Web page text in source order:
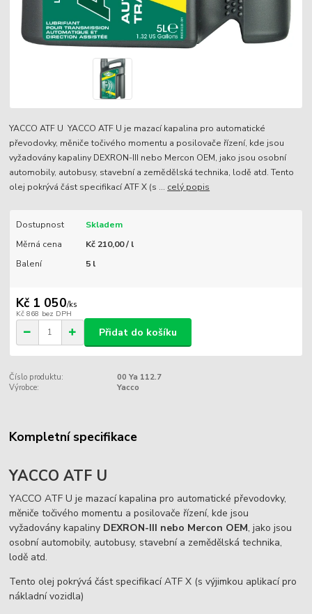
YACCO ATF U YACCO ATF U je mazací kapalina pro automatické
převodovky, měniče točivého momentu a posilovače řízení, kde jsou
vyžadovány kapaliny DEXRON-III nebo Mercon OEM, jako jsou osobní
automobily, autobusy, stavební a zemědělská technika, lodě atd. Tento
olej pokrývá část specifikací ATF X (s ... celý popis
Dostupnost
Skladem
Měrná cena
Kč 210,00 / l
Balení
5 l
Kč 1 050/ks
Kč 868 bez DPH
Přidat do košíku
Číslo produktu:
00 Ya 112.7
Výrobce:
Yacco
Kompletní specifikace
YACCO ATF U
YACCO ATF U je mazací kapalina pro automatické převodovky,
měniče točivého momentu a posilovače řízení, kde jsou
vyžadovány kapaliny DEXRON-III nebo Mercon OEM, jako jsou
osobní automobily, autobusy, stavební a zemědělská technika,
lodě atd.
Tento olej pokrývá část specifikací ATF X (s výjimkou aplikací pro
nákladní vozidla)